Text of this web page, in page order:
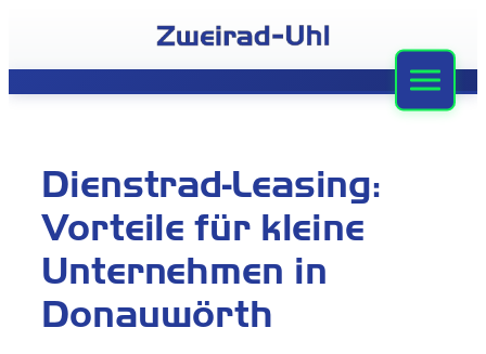
springen
Stellenangebote
Dienstrad-Leasing:
Vorteile für kleine
Unternehmen in
Donauwörth